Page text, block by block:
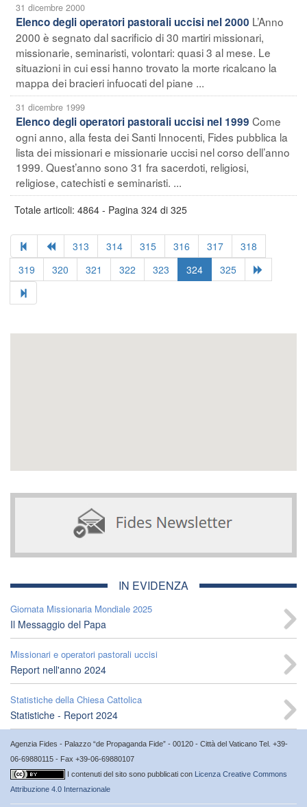
31 dicembre 2000
Elenco degli operatori pastorali uccisi nel 2000 L’Anno
2000 è segnato dal sacrificio di 30 martiri missionari,
missionarie, seminaristi, volontari: quasi 3 al mese. Le
situazioni in cui essi hanno trovato la morte ricalcano la
mappa dei bracieri infuocati del piane ...
31 dicembre 1999
Elenco degli operatori pastorali uccisi nel 1999 Come
ogni anno, alla festa dei Santi Innocenti, Fides pubblica la
lista dei missionari e missionarie uccisi nel corso dell’anno
1999. Quest’anno sono 31 fra sacerdoti, religiosi,
religiose, catechisti e seminaristi. ...
Totale articoli: 4864 - Pagina 324 di 325
313 314 315 316 317
318
319
320 321 322 323 324 325
IN EVIDENZA
Giornata Missionaria Mondiale 2025
Il Messaggio del Papa
Missionari e operatori pastorali uccisi
Report nell'anno 2024
Statistiche della Chiesa Cattolica
Statistiche - Report 2024
Agenzia Fides - Palazzo “de Propaganda Fide” - 00120 - Città del Vaticano Tel. +39-
06-69880115 - Fax +39-06-69880107
I contenuti del sito sono pubblicati con Licenza Creative Commons
Attribuzione 4.0 Internazionale